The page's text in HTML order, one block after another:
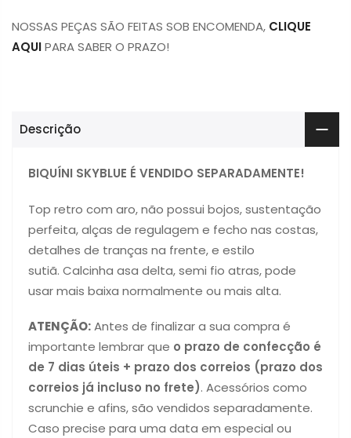
NOSSAS PEÇAS SÃO FEITAS SOB ENCOMENDA, CLIQUE
AQUIPARA SABER O PRAZO!
Descrição
BIQUÍNI SKYBLUE É VENDIDO SEPARADAMENTE!
Top retro com aro, não possui bojos, sustentação
perfeita, alças de regulagem e fecho nas costas,
detalhes de tranças na frente, e estilo
sutiã. Calcinha asa delta, semi fio atras, pode
usar mais baixa normalmente ou mais alta.
ATENÇÃO:Antes de finalizar a sua compra é
importante lembrar que o prazo de confecção é
de 7 dias úteis + prazo dos correios (prazo dos
correios já incluso no frete). Acessórios como
scrunchie e afins, são vendidos separadamente.
Caso precise para uma data em especial ou